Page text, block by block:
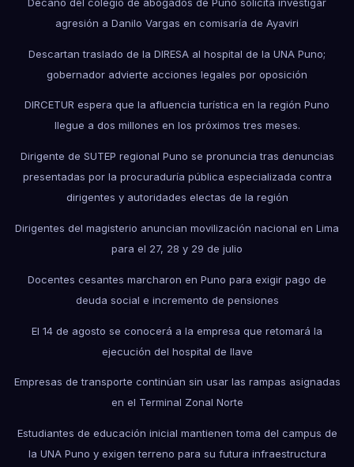
agresión a Danilo Vargas en comisaría de Ayaviri
Descartan traslado de la DIRESA al hospital de la UNA Puno;
gobernador advierte acciones legales por oposición
DIRCETUR espera que la afluencia turística en la región Puno
llegue a dos millones en los próximos tres meses.
Dirigente de SUTEP regional Puno se pronuncia tras denuncias
presentadas por la procuraduría pública especializada contra
dirigentes y autoridades electas de la región
Dirigentes del magisterio anuncian movilización nacional en Lima
para el 27, 28 y 29 de julio
Docentes cesantes marcharon en Puno para exigir pago de
deuda social e incremento de pensiones
El 14 de agosto se conocerá a la empresa que retomará la
ejecución del hospital de Ilave
Empresas de transporte continúan sin usar las rampas asignadas
en el Terminal Zonal Norte
Estudiantes de educación inicial mantienen toma del campus de
la UNA Puno y exigen terreno para su futura infraestructura